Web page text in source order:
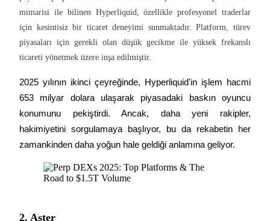
Kazan
mimarisi ile bilinen Hyperliquid, özellikle profesyonel traderlar
için kesintisiz bir ticaret deneyimi sunmaktadır. Platform, türev
piyasaları için gerekli olan düşük gecikme ile yüksek frekanslı
ticareti yönetmek üzere inşa edilmiştir.
2025 yılının ikinci çeyreğinde, Hyperliquid'in işlem hacmi
653 milyar dolara ulaşarak piyasadaki baskın oyuncu
konumunu pekiştirdi. Ancak, daha yeni rakipler,
hakimiyetini sorgulamaya başlıyor, bu da rekabetin her
zamankinden daha yoğun hale geldiği anlamına geliyor.
2. Aster